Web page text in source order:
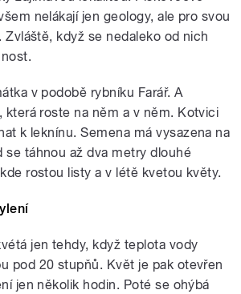
nelákají jen geology, ale pro svou
Zvláště, když se nedaleko od nich
v podobě rybníku Farář. A
která roste na něm a v něm. Kotvici
k leknínu. Semena má vysazena na
se táhnou až dva metry dlouhé
rostou listy a v létě kvetou květy.
jen tehdy, když teplota vody
pod 20 stupňů. Květ je pak otevřen
jen několik hodin. Poté se ohýbá